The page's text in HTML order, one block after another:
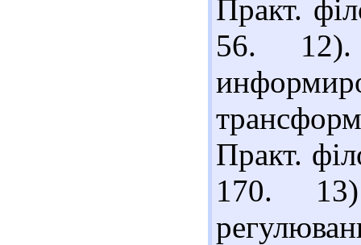
Практ.
56.
Практ.
170.